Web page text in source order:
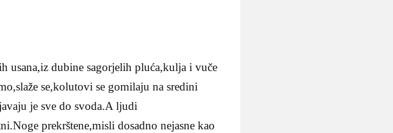
usana,iz dubine sagorjelih pluća,kulja i vuče
se,kolutovi se gomilaju na sredini
je sve do svoda.A ljudi
prekrštene,misli dosadno nejasne kao